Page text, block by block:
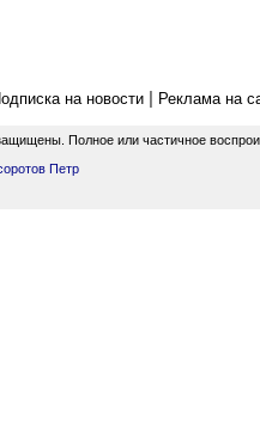
на новости | Реклама на
Полное или частичное
Петр